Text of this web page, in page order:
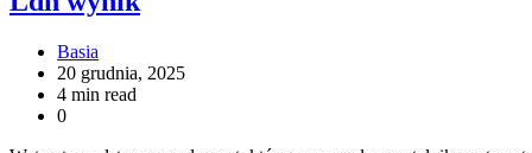
Basia
20 grudnia, 2025
4 min read
0